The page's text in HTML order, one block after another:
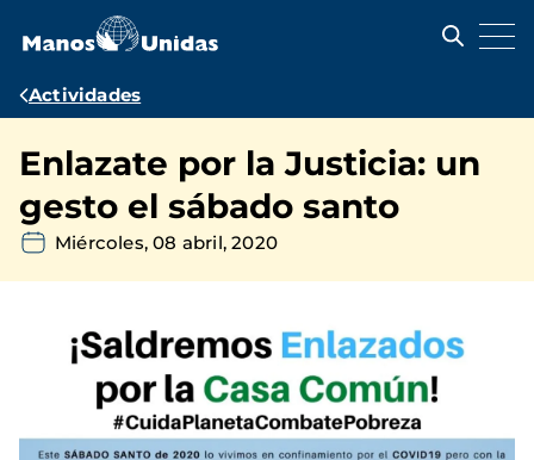
contenido
Ruta
navegación
Actividades
Enlazate por la Justicia: un
gesto el sábado santo
Miércoles, 08 abril, 2020